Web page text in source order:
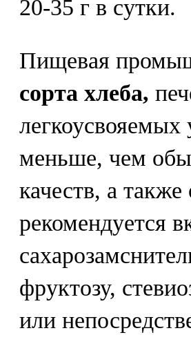
20-35 г в сутки.
Пищевая
сорта хлеба,
легкоусвояемых
меньше, чем
качеств, а
рекомендуется
фруктозу,
или